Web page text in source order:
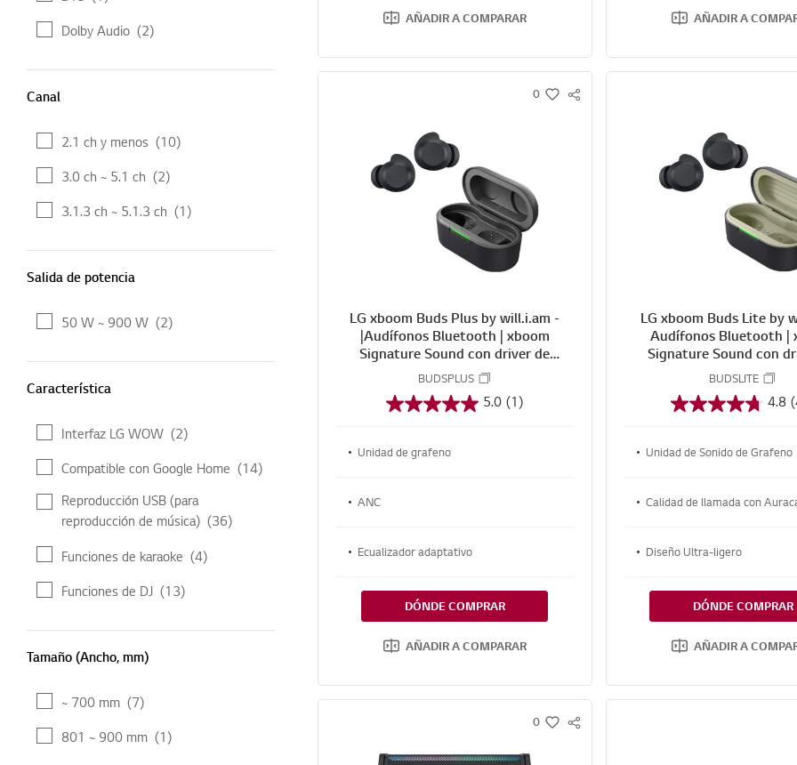
Dolby Audio (2)
Canal
Canal
2.1 ch y menos (10)
3.0 ch ~ 5.1 ch (2)
3.1.3 ch ~ 5.1.3 ch (1)
Salida de potencia
Salida de potencia
50 W ~ 900 W (2)
Característica
Característica
Interfaz LG WOW (2)
Compatible con Google Home (14)
Reproducción USB (para
reproducción de música) (36)
Funciones de karaoke (4)
Funciones de DJ (13)
Tamaño (Ancho, mm)
Tamaño (Ancho, mm)
~ 700 mm (7)
801 ~ 900 mm (1)
AÑADIR A COMPARAR AÑADIR A
0
w
S
LG xboom Buds Plus by will.i.am -
|Audífonos Bluetooth | xboom
Signature Sound con driver de
grafeno | Color Negro
BUDSPLUS
5.0 (1)
Unidad de grafeno
ANC
Ecualizador adaptativo
DÓNDE COMPRAR
AÑADIR A COMPARAR
LG xboom Buds Lite by
Audífonos Bluetooth |
Signature Sound con
grafeno | Color
BUDSLITE
4.8
Unidad de Sonido de Grafeno
Calidad de llamada con
Diseño Ultra-ligero
DÓNDE COMPRAR
AÑADIR A
0
w
S